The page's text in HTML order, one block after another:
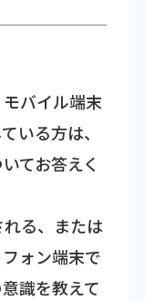
バイル端末
いる方は、
てお答えく
れる、または
ォン端末で
識を教えて